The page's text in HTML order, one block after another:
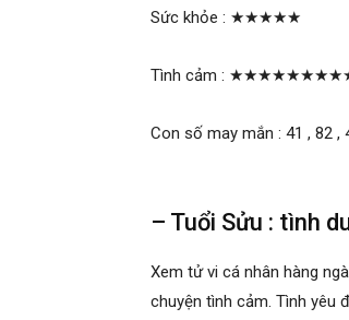
Sức khỏe : ★★★★★
Tình cảm :
Con số may mắn : 41 , 82 ,
– Tuổi Sửu : tình
Xem tử vi cá nhân hàng
chuyện tình cảm. Tình yêu